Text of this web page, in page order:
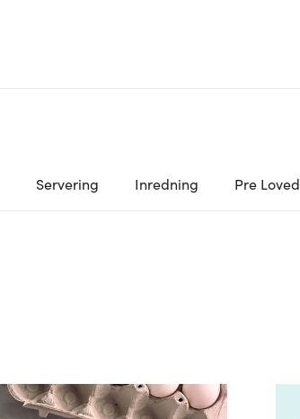
Servering Inredning Pre Loved